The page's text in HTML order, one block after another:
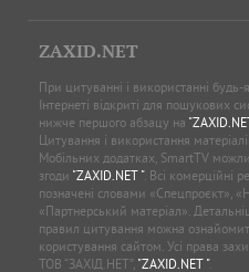
ZAXID.NET
При цитуванні і використанні будь-
Інтернеті відкриті для пошукових
нижче першого абзацу на
Цитування і використання
Мобільних додатках, SmartTV
згоди "ZAXID.NET ". Всі комерційні
позначені словами «Спецпроєкт»,
«Партнерський матеріал».
правил цитування можна
користування сайтом. Усі права
ТОВ “ЗАХІД.НЕТ”, "ZAXID.NET ".